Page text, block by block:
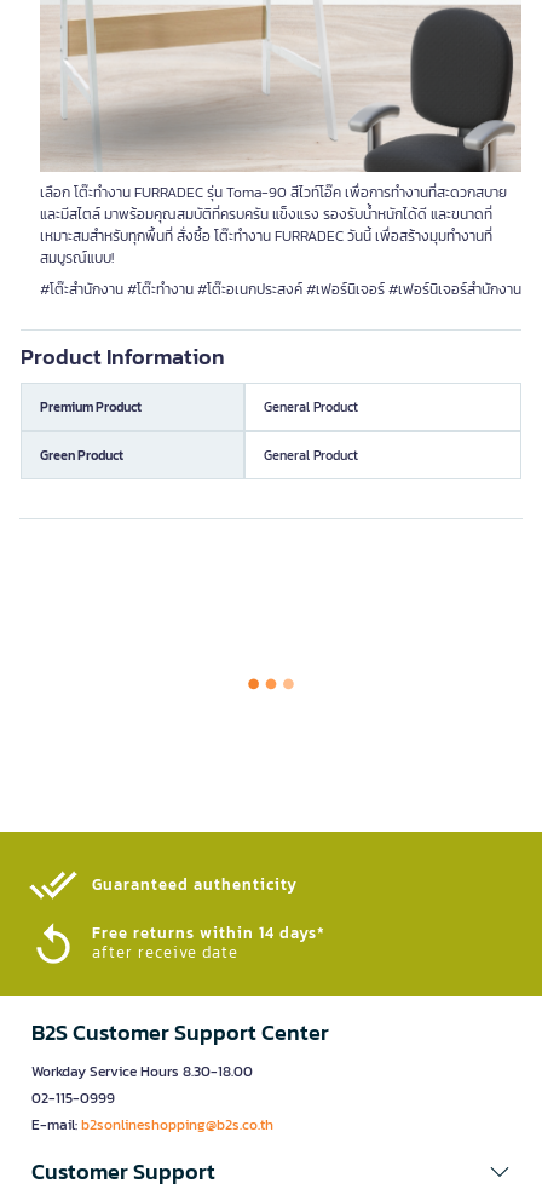
เลือก โต๊ะทำงาน FURRADEC รุ่น Toma-90 สีไวท์โอ๊ค เพื่อการทำงานที่สะดวกสบาย
และมีสไตล์ มาพร้อมคุณสมบัติที่ครบครัน แข็งแรง รองรับน้ำหนักได้ดี และขนาดที่
เหมาะสมสำหรับทุกพื้นที่ สั่งซื้อ โต๊ะทำงาน FURRADEC วันนี้ เพื่อสร้างมุมทำงานที่
สมบูรณ์แบบ!
#โต๊ะสำนักงาน #โต๊ะทำงาน #โต๊ะอเนกประสงค์ #เฟอร์นิเจอร์ #เฟอร์นิเจอร์สำนักงาน
Product Information
Premium Product General Product
Green Product General Product
Guaranteed authenticity​
Free returns within 14 days*
after receive date
B2S Customer Support Center
Workday Service Hours 8.30-18.00
02-115-0999
E-mail:b2sonlineshopping@b2s.co.th
Customer Support